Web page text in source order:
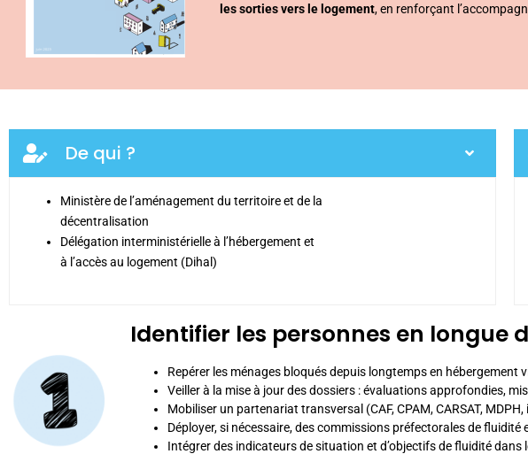
les sorties vers le logement, en renforçant
De qui ?
Ministère de l’aménagement du territoire et de la
décentralisation
Délégation interministérielle à l’hébergement et
à l’accès au logement (Dihal)
Identifier les personnes en longue
Repérer les ménages bloqués depuis longtemps en hébergement v
Veiller à la mise à jour des dossiers : évaluations approfondies,
Mobiliser un partenariat transversal (CAF, CPAM, CARSAT,
Déployer, si nécessaire, des commissions préfectorales de
Intégrer des indicateurs de situation et d’objectifs de fluidité dans